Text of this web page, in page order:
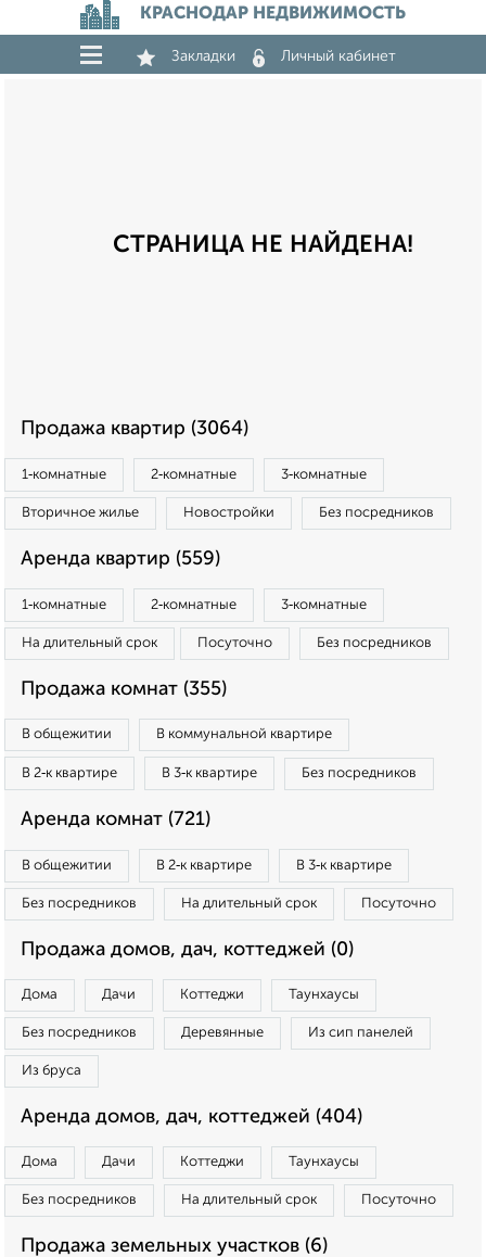
КРАСНОДАР НЕДВИЖИМОСТЬ
Закладки Личный кабинет
СТРАНИЦА НЕ НАЙДЕНА!
Продажа квартир (3064)
1‑комнатные 2‑комнатные 3‑комнатные
Вторичное жилье Новостройки Без посредников
Аренда квартир (559)
1‑комнатные 2‑комнатные 3‑комнатные
На длительный срок Посуточно Без посредников
Продажа комнат (355)
В общежитии В коммунальной квартире
В 2‑к квартире В 3‑к квартире Без посредников
Аренда комнат (721)
В общежитии В 2‑к квартире В 3‑к квартире
Без посредников На длительный срок Посуточно
Продажа домов, дач, коттеджей (0)
Дома Дачи Коттеджи Таунхаусы
Без посредников Деревянные Из сип панелей
Из бруса
Аренда домов, дач, коттеджей (404)
Дома Дачи Коттеджи Таунхаусы
Без посредников На длительный срок Посуточно
Продажа земельных участков (6)